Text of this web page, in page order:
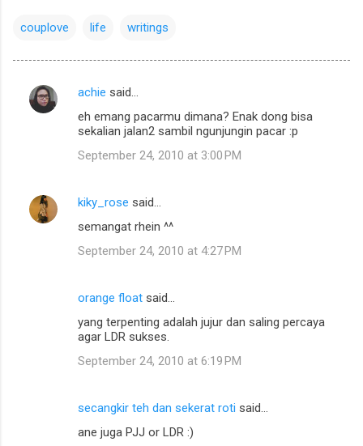
couplove life writings
C
n
achie said…
eh emang pacarmu dimana? Enak dong bisa
sekalian jalan2 sambil ngunjungin pacar :p
September 24, 2010 at 3:00 PM
kiky_rose said…
semangat rhein ^^
September 24, 2010 at 4:27 PM
orange float said…
yang terpenting adalah jujur dan saling percaya
agar LDR sukses.
September 24, 2010 at 6:19 PM
secangkir teh dan sekerat roti said…
ane juga PJJ or LDR :)